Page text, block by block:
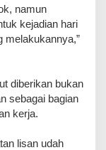
namun
kejadian hari
melakukannya,”
diberikan bukan
sebagai bagian
kerja.
lisan udah